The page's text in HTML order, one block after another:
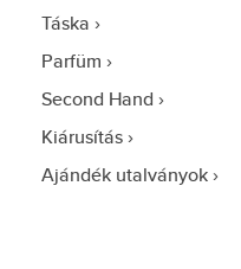
Táska
Parfüm
Second Hand
Kiárusítás
Ajándék utalványok